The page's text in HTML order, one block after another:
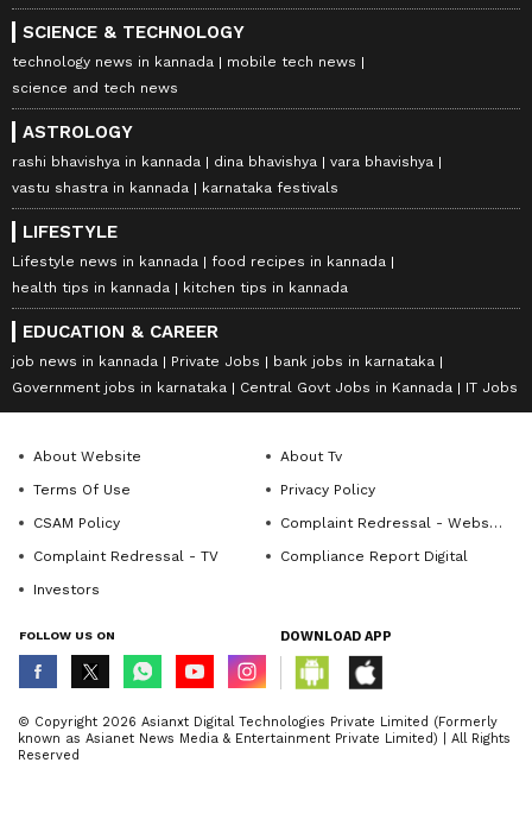
SCIENCE & TECHNOLOGY
technology news in kannada
mobile tech news
science and tech news
ASTROLOGY
rashi bhavishya in kannada dina bhavishya
vara bhavishya
vastu shastra in kannada
karnataka festivals
LIFESTYLE
Lifestyle news in kannada
food recipes in kannada
health tips in kannada
kitchen tips in kannada
EDUCATION & CAREER
job news in kannada Private Jobs
bank jobs in karnataka
Government jobs in karnataka
Central Govt Jobs in Kannada IT Jobs
About Website
About Tv
Terms Of Use
Privacy Policy
CSAM Policy
Complaint Redressal - Website
Complaint Redressal - TV
Compliance Report Digital
Investors
FOLLOW US ON DOWNLOAD APP
© Copyright 2026 Asianxt Digital Technologies Private Limited (Formerly
known as Asianet News Media & Entertainment Private Limited) | All Rights
Reserved